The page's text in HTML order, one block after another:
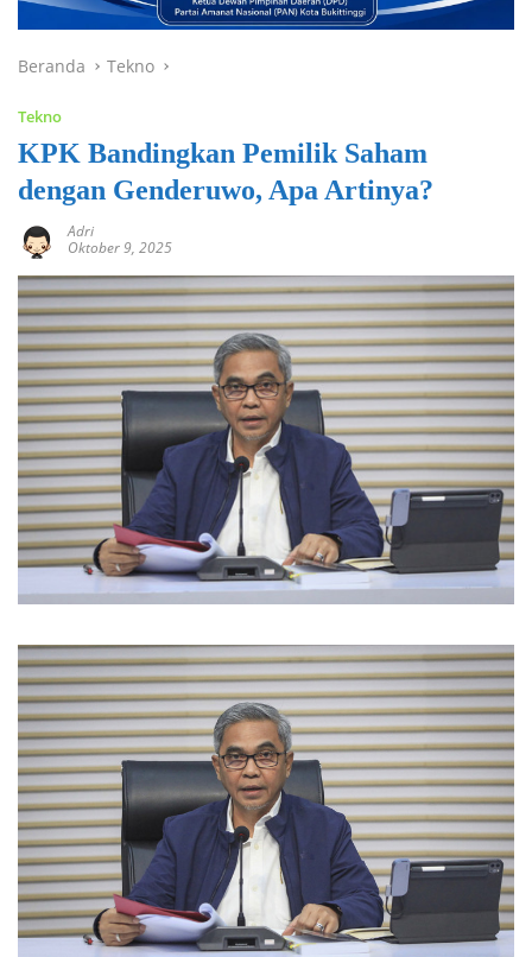
Beranda Tekno
Tekno
KPK Bandingkan Pemilik Saham
dengan Genderuwo, Apa Artinya?
Adri
Oktober 9, 2025